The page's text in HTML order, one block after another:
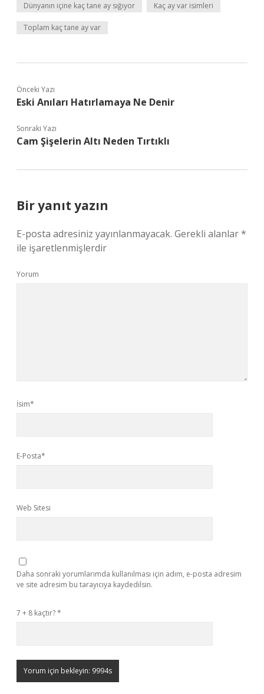
Dünyanın içine kaç tane ay sığıyor Kaç ay var isimleri
Toplam kaç tane ay var
Önceki Yazı
Eski Anıları Hatırlamaya Ne Denir
Sonraki Yazı
Cam Şişelerin Altı Neden Tırtıklı
Bir yanıt yazın
E-posta adresiniz yayınlanmayacak. Gerekli alanlar*
ile işaretlenmişlerdir
Yorum
İsim*
E-Posta*
Web Sitesi
Daha sonraki yorumlarımda kullanılması için adım, e-posta adresim
ve site adresim bu tarayıcıya kaydedilsin.
7 + 8 kaçtır?*